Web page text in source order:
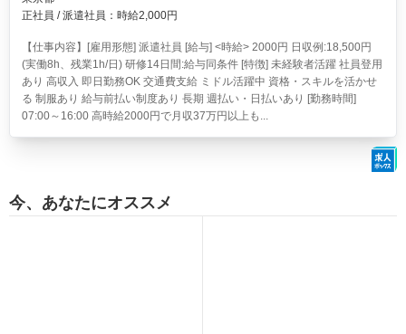
正社員 / 派遣社員：時給2,000円
【仕事内容】[雇用形態] 派遣社員 [給与] <時給> 2000円 日収例:18,500円
(実働8h、残業1h/日) 研修14日間:給与同条件 [特徴] 未経験者活躍 社員登用
あり 高収入 即日勤務OK 交通費支給 ミドル活躍中 資格・スキルを活かせ
る 制服あり 給与前払い制度あり 長期 週払い・日払いあり [勤務時間]
07:00～16:00 高時給2000円で月収37万円以上も...
今、あなたにオススメ